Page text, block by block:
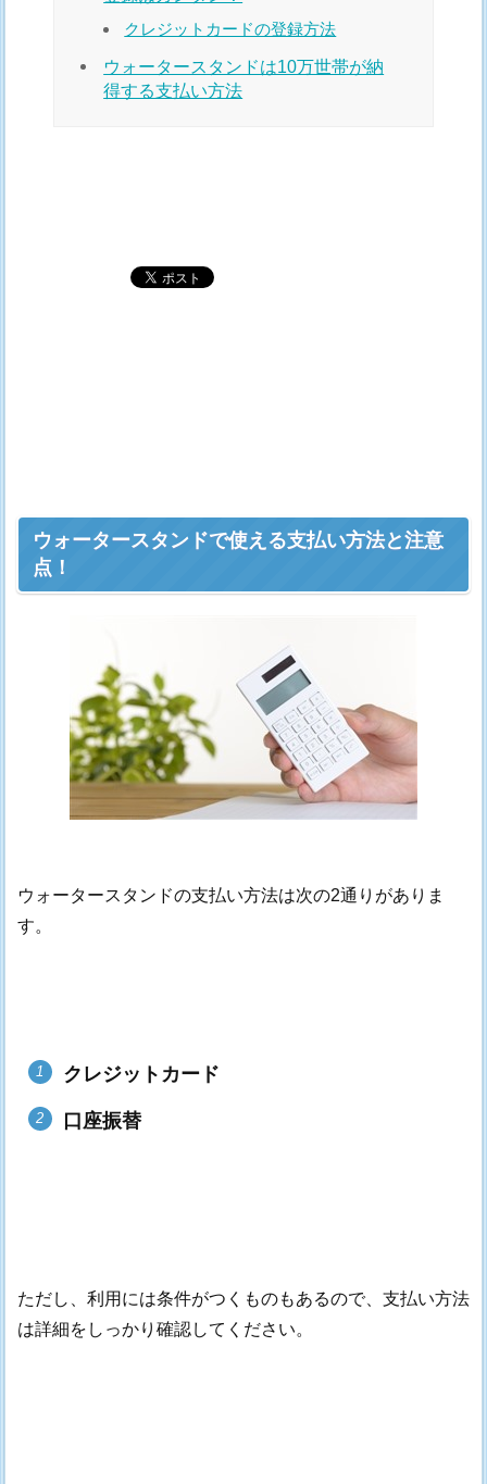
クレジットカードの登録方法
ウォータースタンドは10万世帯が納
得する支払い方法
ウォータースタンドで使える支払い方法と注意
点！
ウォータースタンドの支払い方法は次の2通りがありま
す。
クレジットカード
口座振替
ただし、利用には条件がつくものもあるので、支払い方法
は詳細をしっかり確認してください。